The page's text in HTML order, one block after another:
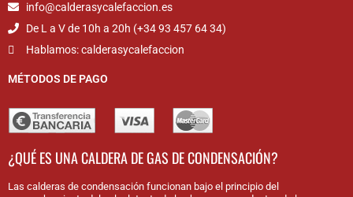
info@calderasycalefaccion.es
De L a V de 10h a 20h (+34 93 457 64 34)
Hablamos: calderasycalefaccion
MÉTODOS DE PAGO
¿QUÉ ES UNA CALDERA DE GAS DE CONDENSACIÓN?
Las calderas de condensación funcionan bajo el principio del